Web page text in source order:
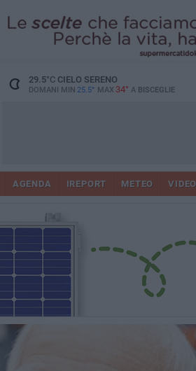
29.5°CCIELO SERENO
DOMANI MIN 25.5° MAX 34° A BISCEGLIE
AGENDA IREPORT METEO VIDEO